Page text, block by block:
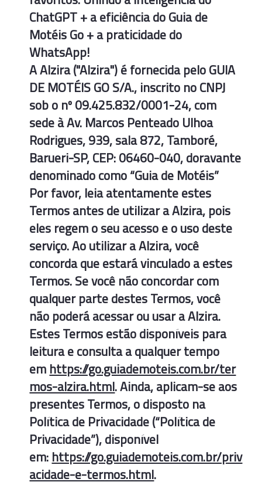
ChatGPT + a eficiência do Guia de
Motéis Go + a praticidade do
WhatsApp!
A Alzira ("Alzira") é fornecida pelo GUIA
DE MOTÉIS GO S/A., inscrito no CNPJ
sob o nº 09.425.832/0001-24, com
sede à Av. Marcos Penteado Ulhoa
Rodrigues, 939, sala 872, Tamboré,
Barueri-SP, CEP: 06460-040, doravante
denominado como “Guia de Motéis”
Por favor, leia atentamente estes
Termos antes de utilizar a Alzira, pois
eles regem o seu acesso e o uso deste
serviço. Ao utilizar a Alzira, você
concorda que estará vinculado a estes
Termos. Se você não concordar com
qualquer parte destes Termos, você
não poderá acessar ou usar a Alzira.
Estes Termos estão disponíveis para
leitura e consulta a qualquer tempo
em https://go.guiademoteis.com.br/ter
mos-alzira.html. Ainda, aplicam-se aos
presentes Termos, o disposto na
Política de Privacidade (“Política de
Privacidade”), disponível
em: https://go.guiademoteis.com.br/priv
acidade-e-termos.html.